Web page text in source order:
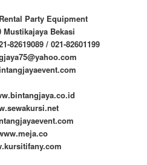
Party Equipment
Bekasi
82619089 / 021-82601199